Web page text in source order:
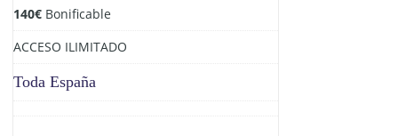
140€ Bonificable
ACCESO ILIMITADO
Toda España